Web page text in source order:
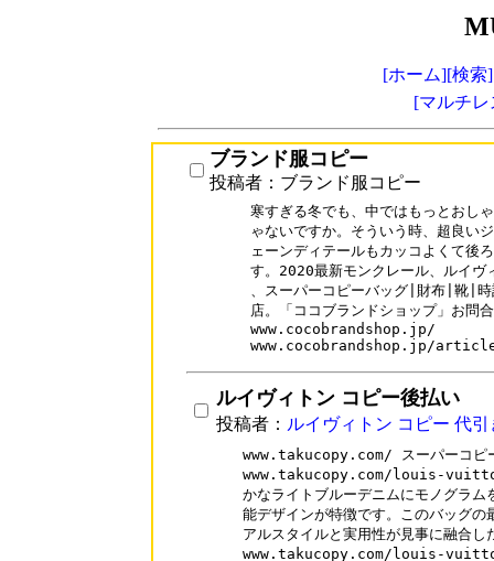
[ホーム][検索]
[マルチ
ブランド服コピー
投稿者：ブランド服コピー
寒すぎる冬でも、中ではもっとおし
ゃないですか。そういう時、超良い
ェーンディテールもカッコよくて後
す。2020最新モンクレール、ルイヴ
、スーパーコピーバッグ|財布|靴|時
店。「ココブランドショップ」お
www.cocobrandshop.jp/
www.cocobrandshop.jp/
ルイヴィトン コピー後払い
投稿者： ルイヴィトン コピー 代引
www.takucopy.com/ スーパーコピ
www.takucopy.com/louis-
かなライトブルーデニムにモノグラム
能デザインが特徴です。このバッグの
アルスタイルと実用性が見事に融合し
www.takucopy.com/louis-